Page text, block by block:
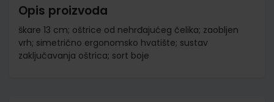
Opis proizvoda
škare 13 cm; oštrice od nehrđajućeg čelika; zaobljen
vrh; simetrično ergonomsko hvatište; sustav
zaključavanja oštrica; sort boje